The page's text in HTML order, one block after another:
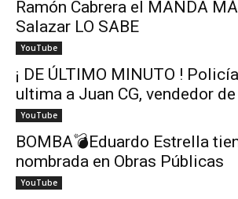
Ramón Cabrera el MANDA
Salazar LO SABE
YouTube
¡ DE ÚLTIMO MINUTO !
ultima a Juan CG, vendedor
YouTube
BOMBA💣Eduardo Estrella
nombrada en Obras Públicas
YouTube